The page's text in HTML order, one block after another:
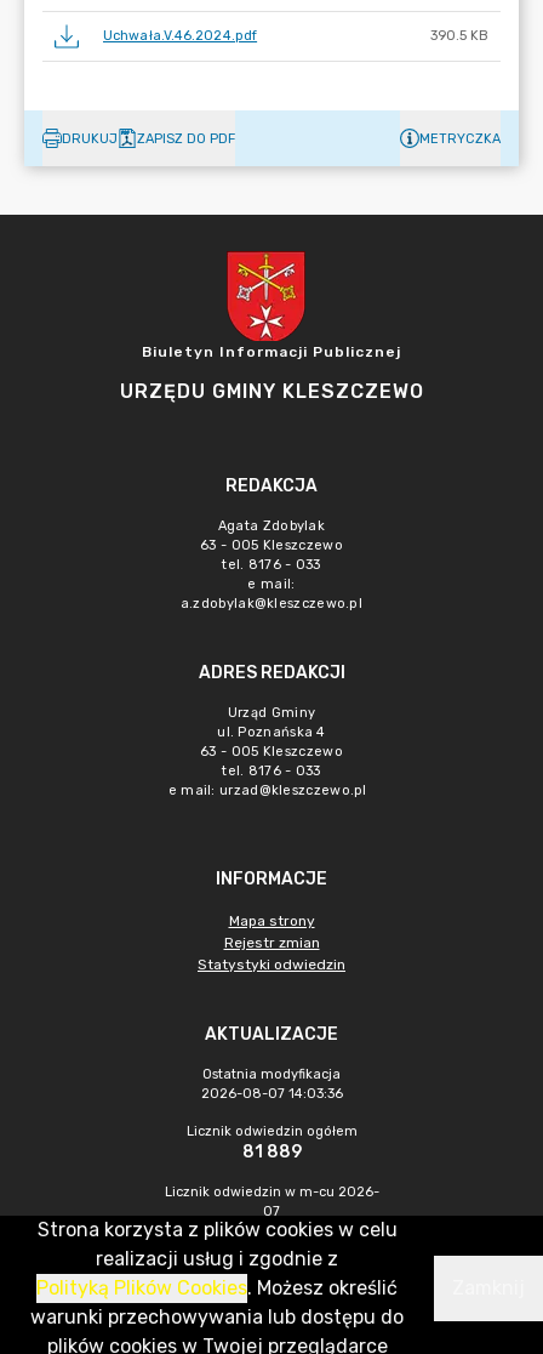
Uchwała.V.46.2024.pdf 390.5 KB
DRUKUJ ZAPISZ DO PDF METRYCZKA
Biuletyn Informacji Publicznej
URZĘDU GMINY KLESZCZEWO
REDAKCJA
Agata Zdobylak
63 - 005 Kleszczewo
tel. 8176 - 033
e mail:
a.zdobylak@kleszczewo.pl
ADRES REDAKCJI
Urząd Gminy
ul. Poznańska 4
63 - 005 Kleszczewo
tel. 8176 - 033
e mail: urzad@kleszczewo.pl
INFORMACJE
Mapa strony
Rejestr zmian
Statystyki odwiedzin
AKTUALIZACJE
Ostatnia modyfikacja
2026-08-07 14:03:36
Licznik odwiedzin ogółem
81 889
Licznik odwiedzin w m-cu 2026-
07
1 667
CMS & Hosting: Nefeni Sp. z o.o.
Strona korzysta z plików cookies w celu
realizacji usług i zgodnie z
Polityką Plików Cookies. Możesz określić
warunki przechowywania lub dostępu do
plików cookies w Twojej przeglądarce